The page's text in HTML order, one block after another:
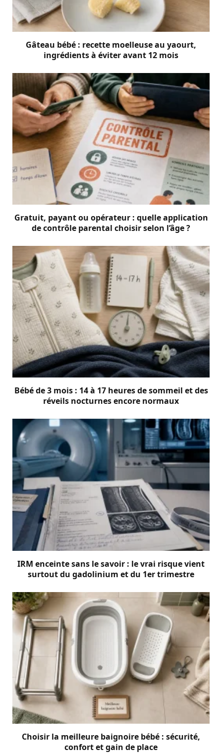
Gâteau bébé : recette moelleuse au yaourt,
ingrédients à éviter avant 12 mois
Gratuit, payant ou opérateur : quelle application
de contrôle parental choisir selon l’âge ?
Bébé de 3 mois : 14 à 17 heures de sommeil et des
réveils nocturnes encore normaux
IRM enceinte sans le savoir : le vrai risque vient
surtout du gadolinium et du 1er trimestre
Choisir la meilleure baignoire bébé : sécurité,
confort et gain de place